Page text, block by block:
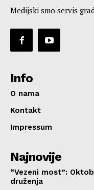
Medijski smo servis
Info
O nama
Kontakt
Impressum
Najnovije
“Vezeni most”:
druženja